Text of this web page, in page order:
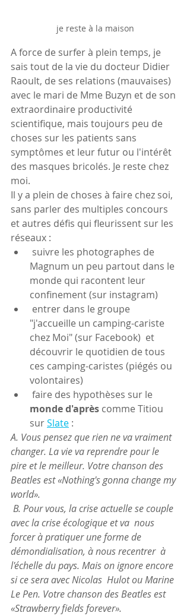
je reste à la maison
A force de surfer à plein temps, je
sais tout de la vie du docteur Didier
Raoult, de ses relations (mauvaises)
avec le mari de Mme Buzyn et de son
extraordinaire productivité
scientifique, mais toujours peu de
choses sur les patients sans
symptômes et leur futur ou l'intérêt
des masques bricolés. Je reste chez
moi.
Il y a plein de choses à faire chez soi,
sans parler des multiples concours
et autres défis qui fleurissent sur les
réseaux :
Magnum un peu partout dans le
monde qui racontent leur
confinement (sur instagram)
"j'accueille un camping-cariste
chez Moi" (sur Facebook)  et
découvrir le quotidien de tous
ces camping-caristes (piégés ou
volontaires)
faire des hypothèses sur le
monde d'après comme Titiou
sur Slate :
A. Vous pensez que rien ne va vraiment
changer. La vie va reprendre pour le
pire et le meilleur. Votre chanson des
Beatles est «Nothing's gonna change my
world».
avec la crise écologique et va  nous
forcer à pratiquer une forme de
démondialisation, à nous recentrer  à
l'échelle du pays. Mais on ignore encore
si ce sera avec Nicolas  Hulot ou Marine
Le Pen. Votre chanson des Beatles est
«Strawberry fields forever».